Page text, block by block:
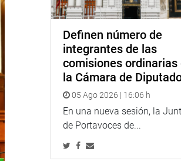
Definen número de
integrantes de las
comisiones ordinarias
la Cámara de
05 Ago 2026 | 16:06 h
En una nueva sesión, la
de Portavoces de...